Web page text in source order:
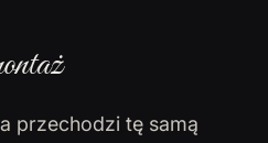
przechodzi tę samą